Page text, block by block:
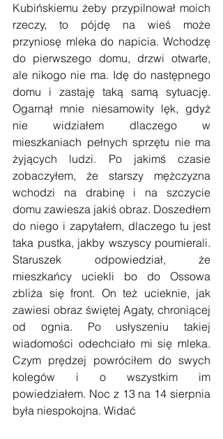
Kubińskiemu żeby przypilnował moich
rzeczy, to pójdę na wieś może
przyniosę mleka do napicia. Wchodzę
do pierwszego domu, drzwi otwarte,
ale nikogo nie ma. Idę do następnego
domu i zastaję taką samą sytuację.
Ogarnął mnie niesamowity lęk, gdyż
nie widziałem dlaczego w
mieszkaniach pełnych sprzętu nie ma
żyjących ludzi. Po jakimś czasie
zobaczyłem, że starszy mężczyzna
wchodzi na drabinę i na szczycie
domu zawiesza jakiś obraz. Doszedłem
do niego i zapytałem, dlaczego tu jest
taka pustka, jakby wszyscy poumierali.
Staruszek odpowiedział, że
mieszkańcy uciekli bo do Ossowa
zbliża się front. On też ucieknie, jak
zawiesi obraz świętej Agaty, chroniącej
od ognia. Po usłyszeniu takiej
wiadomości odechciało mi się mleka.
Czym prędzej powróciłem do swych
kolegów i o wszystkim im
powiedziałem. Noc z 13 na 14 sierpnia
była niespokojna. Widać